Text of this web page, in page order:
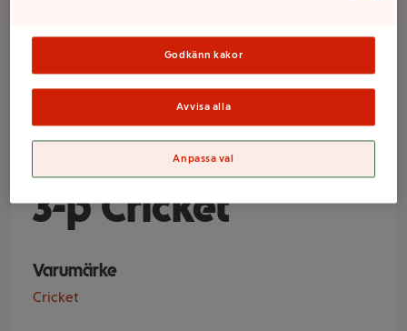
Tändare Simplic
3-p Cricket
Varumärke
Cricket
Godkänn kakor
Avvisa alla
Anpassa val